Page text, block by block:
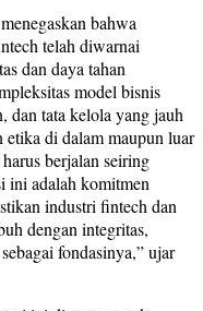
bahwa
telah diwarnai
dan daya tahan
model bisnis
dan tata kelola yang jauh
di dalam maupun luar
berjalan seiring
ini adalah komitmen
industri fintech dan
dengan integritas,
fondasinya,” ujar